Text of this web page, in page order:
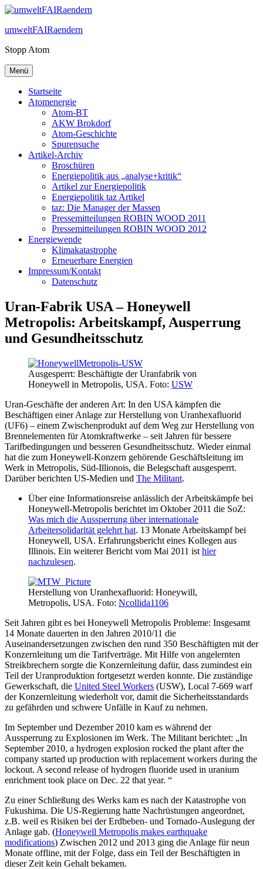
Zum
springen
umweltFAIRaendern
Stopp Atom
Menü
Startseite
Atomenergie
Atom-BT
AKW Brokdorf
Atom-Geschichte
Spurensuche
Artikel-Archiv
Broschüren
Energiepolitik aus „analyse+kritik“
Artikel zur Energiepolitik
Energiepolitik taz Artikel
taz: Die Manager der Massen
Pressemitteilungen ROBIN WOOD 2011
Pressemitteilungen ROBIN WOOD 2012
Energiewende
Klimakatastrophe
Erneuerbare Energien
Impressum/Kontakt
Datenschutz
Uran-Fabrik USA – Honeywell
Metropolis: Arbeitskampf, Ausperrung
und Gesundheitsschutz
Ausgesperrt: Beschäftigte der Uranfabrik von
Honeywell in Metropolis, USA. Foto: USW
Uran-Geschäfte der anderen Art: In den USA kämpfen die
Beschäftigen einer Anlage zur Herstellung von Uranhexafluorid
(UF6) – einem Zwischenprodukt auf dem Weg zur Herstellung von
Brennelementen für Atomkraftwerke – seit Jahren für bessere
Tarifbedingungen und besseren Gesundheitsschutz. Wieder einmal
hat die zum Honeywell-Konzern gehörende Geschäftsleitung im
Werk in Metropolis, Süd-Illionois, die Belegschaft ausgesperrt.
Darüber berichten US-Medien und The Militant.
Über eine Informationsreise anlässlich der Arbeitskämpfe bei
Honeywell-Metropolis berichtet im Oktober 2011 die SoZ:
Was mich die Aussperrung über internationale
Arbeitersolidarität gelehrt hat. 13 Monate Arbeitskampf bei
Honeywell, USA. Erfahrungsbericht eines Kollegen aus
Illinois. Ein weiterer Bericht vom Mai 2011 ist hier
nachzulesen.
Herstellung von Uranhexafluorid: Honeywill,
Metropolis, USA. Foto: Ncollida1106
Seit Jahren gibt es bei Honeywell Metropolis Probleme: Insgesamt
14 Monate dauerten in den Jahren 2010/11 die
Auseinandersetzungen zwischen den rund 350 Beschäftigten mit der
Konzernleitung um die Tarifverträge. Mit Hilfe von angelernten
Streikbrechern sorgte die Konzernleitung dafür, dass zumindest ein
Teil der Uranproduktion fortgesetzt werden konnte. Die zuständige
Gewerkschaft, die United Steel Workers (USW), Local 7-669 warf
der Konzernleitung wiederholt vor, damit die Sicherheitsstandards
zu gefährden und schwere Unfälle in Kauf zu nehmen.
Im September und Dezember 2010 kam es während der
Aussperrung zu Explosionen im Werk. The Militant berichtet: „In
September 2010, a hydrogen explosion rocked the plant after the
company started up production with replacement workers during the
lockout. A second release of hydrogen fluoride used in uranium
enrichment took place on Dec. 22 that year. “
Zu einer Schließung des Werks kam es nach der Katastrophe von
Fukushima. Die US-Regierung hatte Nachrüstungen angeordnet,
z.B. weil es Risiken bei der Erdbeben- und Tornado-Auslegung der
Anlage gab. (Honeywell Metropolis makes earthquake
modifications) Zwischen 2012 und 2013 ging die Anlage für neun
Monate offline, mit der Folge, dass ein Teil der Beschäftigten in
dieser Zeit kein Gehalt bekamen.